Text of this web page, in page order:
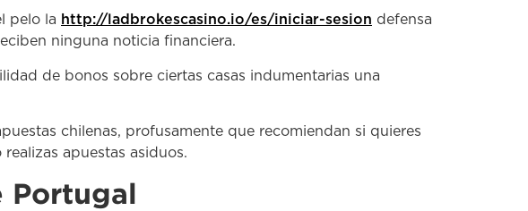
pelo la http://ladbrokescasino.io/es/iniciar-sesion defensa
ninguna noticia financiera.
de bonos sobre ciertas casas indumentarias una
chilenas, profusamente que recomiendan si quieres
apuestas asiduos.
Portugal